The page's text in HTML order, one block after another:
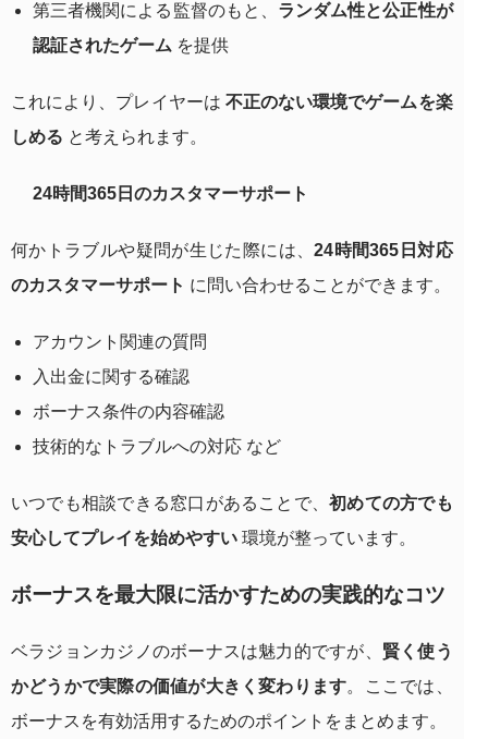
第三者機関による監督のもと、 ランダム性と公正性が
認証されたゲーム を提供
これにより、プレイヤーは 不正のない環境でゲームを楽
しめる と考えられます。
24時間365日のカスタマーサポート
何かトラブルや疑問が生じた際には、24時間365日対応
のカスタマーサポート に問い合わせることができます。
アカウント関連の質問
入出金に関する確認
ボーナス条件の内容確認
技術的なトラブルへの対応 など
いつでも相談できる窓口があることで、初めての方でも
安心してプレイを始めやすい 環境が整っています。
ボーナスを最大限に活かすための実践的なコツ
ベラジョンカジノのボーナスは魅力的ですが、 賢く使う
かどうかで実際の価値が大きく変わります。ここでは、
ボーナスを有効活用するためのポイントをまとめます。